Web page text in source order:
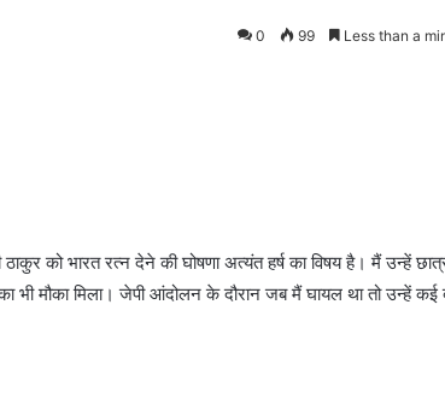
0 99 Less than a
को भारत रत्न देने की घोषणा अत्यंत हर्ष का विषय है। मैं उन्हें
मौका मिला। जेपी आंदोलन के दौरान जब मैं घायल था तो उन्हें कई